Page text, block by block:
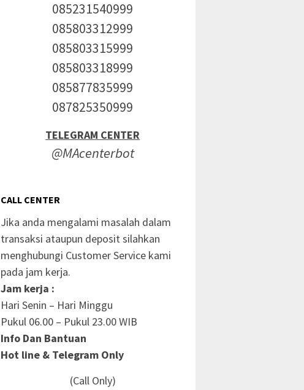
085231540999
085803312999
085803315999
085803318999
085877835999
087825350999
TELEGRAM CENTER
@MAcenterbot
CALL CENTER
Jika anda mengalami masalah dalam
transaksi ataupun deposit silahkan
menghubungi Customer Service kami
pada jam kerja.
Jam kerja :
Hari Senin – Hari Minggu
Pukul 06.00 – Pukul 23.00 WIB
Info Dan Bantuan
Hot line & Telegram Only
(Call Only)